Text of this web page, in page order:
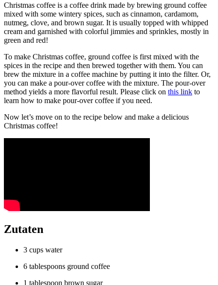
Christmas coffee is a coffee drink made by brewing ground coffee
mixed with some wintery spices, such as cinnamon, cardamom,
nutmeg, clove, and brown sugar. It is usually topped with whipped
cream and garnished with colorful jimmies and sprinkles, mostly in
green and red!
To make Christmas coffee, ground coffee is first mixed with the
spices in the recipe and then brewed together with them. You can
brew the mixture in a coffee machine by putting it into the filter. Or,
you can make a pour-over coffee with the mixture. The pour-over
method yields a more flavorful result. Please click on this link to
learn how to make pour-over coffee if you need.
Now let’s move on to the recipe below and make a delicious
Christmas coffee!
Zutaten
3 cups water
6 tablespoons ground coffee
1 tablespoon brown sugar